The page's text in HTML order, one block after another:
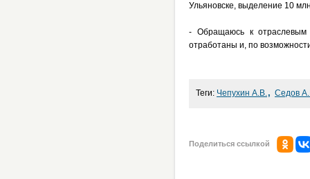
Ульяновске, выделение 10
- Обращаюсь к отраслевым
отработаны и, по
Теги: Чепухин А.В., Седов
Поделиться ссылкой